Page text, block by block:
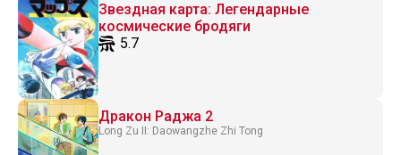
Звездная карта: Легендарные
космические бродяги
5.7
Дракон Раджа 2
Long Zu II: Daowangzhe Zhi Tong